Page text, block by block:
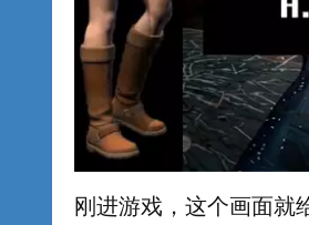
刚进游戏，这个画面就